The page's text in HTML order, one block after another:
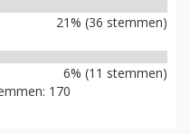
21% (36 stemmen)
6% (11 stemmen)
170